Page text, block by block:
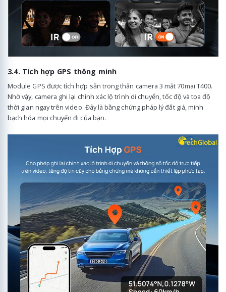
3.4. Tích hợp GPS thông minh
Module GPS được tích hợp sẵn trong thân camera 3 mắt 70mai T400.
Nhờ vậy, camera ghi lại chính xác lộ trình di chuyển, tốc độ và tọa độ
thời gian ngay trên video. Đây là bằng chứng pháp lý đắt giá, minh
bạch hóa mọi chuyến đi của bạn.